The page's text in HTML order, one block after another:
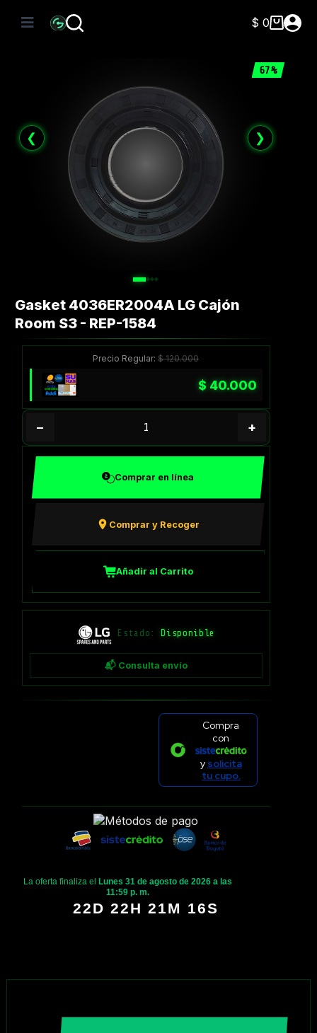
Carro
$ 0
67%
❮ ❯
Gasket 4036ER2004A LG Cajón
Room S3 - REP-1584
Precio Regular:$120.000
$40.000
− +
Comprar en línea
Comprar y Recoger
Añadir al Carrito
Estado: Disponible
📬 Consulta envío
Compra
con
y solicita
tu cupo.
La oferta finaliza el
Lunes 31 de agosto de 2026 a las
11:59 p. m.
22D 22H 21M 16S